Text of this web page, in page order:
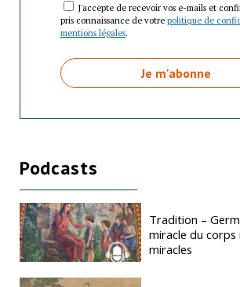
J'accepte de recevoir vos e-mails et
pris connaissance de votre politique de
mentions légales.
Podcasts
Tradition –
miracle du
miracles